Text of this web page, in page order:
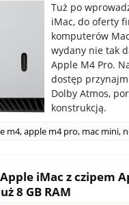
Tuż po
iMac, do oferty
komputerów
wydany nie tak
Apple M4 Pro.
dostęp
Dolby Atmos,
konstrukcją.
m4,apple m4 pro, mac mini,
iMac z czipem
8 GB RAM